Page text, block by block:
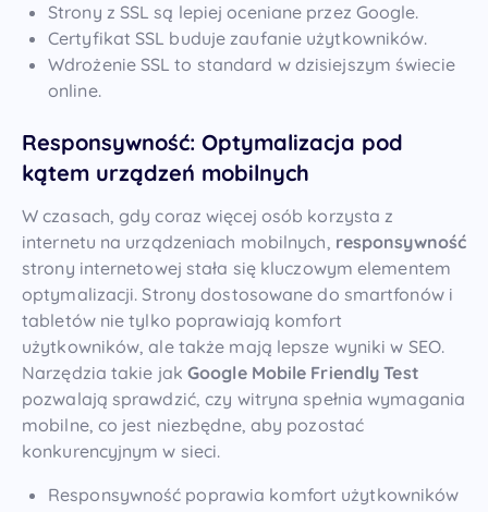
Strony z SSL są lepiej oceniane przez Google.
Certyfikat SSL buduje zaufanie użytkowników.
Wdrożenie SSL to standard w dzisiejszym świecie
online.
Responsywność: Optymalizacja pod
kątem urządzeń mobilnych
W czasach, gdy coraz więcej osób korzysta z
internetu na urządzeniach mobilnych, responsywność
strony internetowej stała się kluczowym elementem
optymalizacji. Strony dostosowane do smartfonów i
tabletów nie tylko poprawiają komfort
użytkowników, ale także mają lepsze wyniki w SEO.
Narzędzia takie jak Google Mobile Friendly Test
pozwalają sprawdzić, czy witryna spełnia wymagania
mobilne, co jest niezbędne, aby pozostać
konkurencyjnym w sieci.
Responsywność poprawia komfort użytkowników